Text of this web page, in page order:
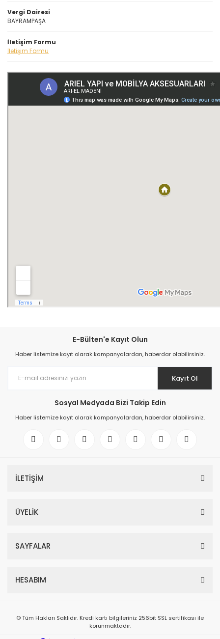
Vergi Dairesi
BAYRAMPAŞA
İletişim Formu
İletişim Formu
E-Bülten'e Kayıt Olun
Haber listemize kayıt olarak kampanyalardan, haberdar olabilirsiniz.
Kayıt Ol
Sosyal Medyada Bizi Takip Edin
Haber listemize kayıt olarak kampanyalardan, haberdar olabilirsiniz.
İLETİŞİM
ÜYELİK
SAYFALAR
HESABIM
© Tüm Hakları Saklıdır. Kredi kartı bilgileriniz 256bit SSL sertifikası ile
korunmaktadır.